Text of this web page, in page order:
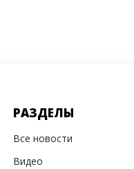
РАЗДЕЛЫ
Все новости
Видео